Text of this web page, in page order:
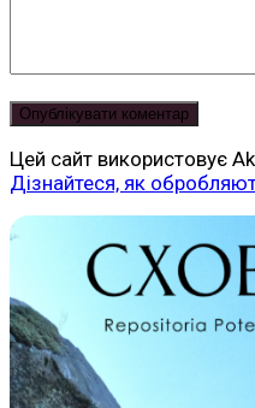
Цей сайт використовує
Дізнайтеся, як